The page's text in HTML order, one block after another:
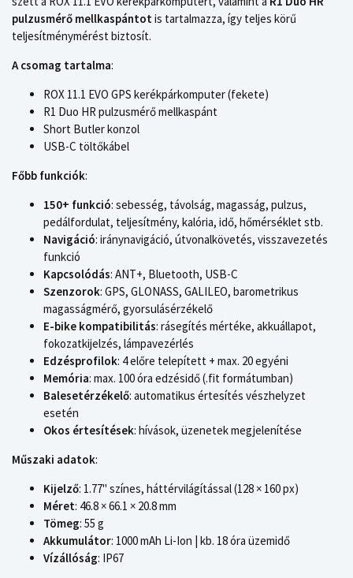
pulzusmérő mellkaspántotis tartalmazza, így teljes körű
teljesítménymérést biztosít.
A csomag tartalma:
ROX 11.1 EVO GPS kerékpárkomputer (fekete)
R1 Duo HR pulzusmérő mellkaspánt
Short Butler konzol
USB-C töltőkábel
Főbb funkciók:
150+ funkció: sebesség, távolság, magasság, pulzus,
pedálfordulat, teljesítmény, kalória, idő, hőmérséklet stb.
Navigáció: iránynavigáció, útvonalkövetés, visszavezetés
funkció
Kapcsolódás: ANT+, Bluetooth, USB-C
Szenzorok: GPS, GLONASS, GALILEO, barometrikus
magasságmérő, gyorsulásérzékelő
E-bike kompatibilitás: rásegítés mértéke, akkuállapot,
fokozatkijelzés, lámpavezérlés
Edzésprofilok: 4 előre telepített + max. 20 egyéni
Memória: max. 100 óra edzésidő (.fit formátumban)
Balesetérzékelő: automatikus értesítés vészhelyzet
esetén
Okos értesítések: hívások, üzenetek megjelenítése
Műszaki adatok:
Kijelző: 1.77" színes, háttérvilágítással (128 × 160 px)
Méret: 46.8 × 66.1 × 20.8 mm
Tömeg: 55 g
Akkumulátor: 1000 mAh Li-Ion | kb. 18 óra üzemidő
Vízállóság: IP67